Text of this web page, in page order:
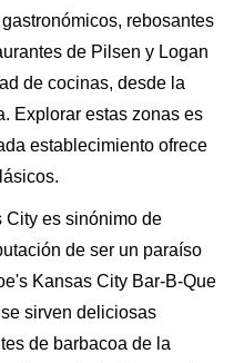
rebosantes
de Pilsen y Logan
de cocinas, desde la
Explorar estas zonas es
establecimiento ofrece
City es sinónimo de
de ser un paraíso
Kansas City Bar-B-Que
sirven deliciosas
de barbacoa de la